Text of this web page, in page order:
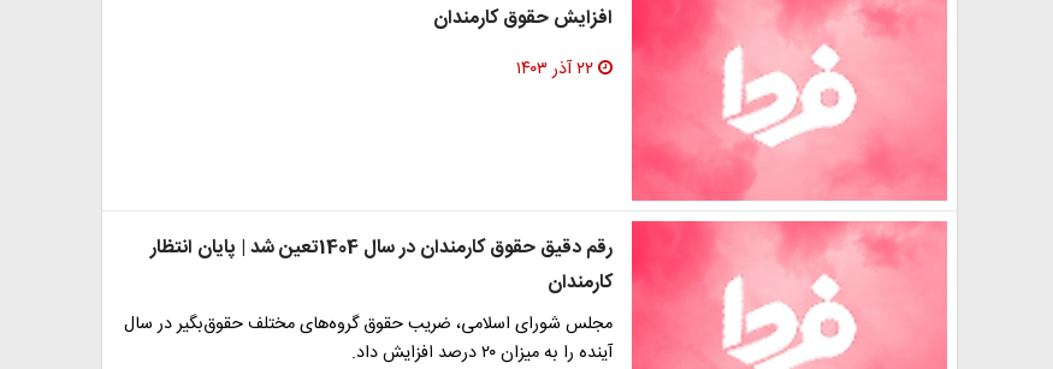
افزایش حقوق کارمندان
۲۲ آذر ۱۴۰۳
رقم دقیق حقوق کارمندان در سال 1404تعین شد | پایان انتظار
کارمندان
مجلس شورای اسلامی، ضریب حقوق گروه‌های مختلف حقوق‌بگیر در سال
آینده را به میزان ۲۰ درصد افزایش داد.